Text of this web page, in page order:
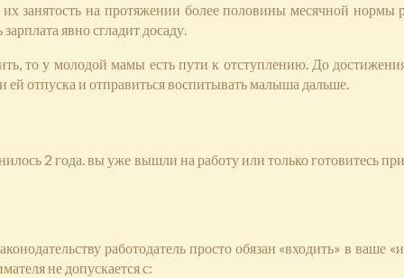
на протяжении более половины месячной нормы
явно сгладит досаду.
то у молодой мамы есть пути к отступлению. До
отпуска и отправиться воспитывать малыша дальше.
2 года. вы уже вышли на работу или только готовитесь
работодатель просто обязан «входить» в ваше
не допускается с: